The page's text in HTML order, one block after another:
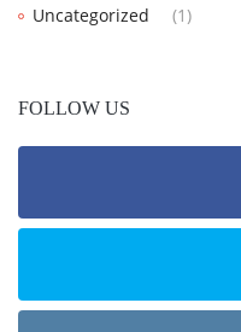
Uncategorized
(1)
FOLLOW US